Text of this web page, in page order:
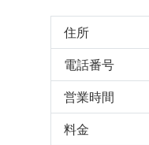
住所
電話番号
営業時間
料金